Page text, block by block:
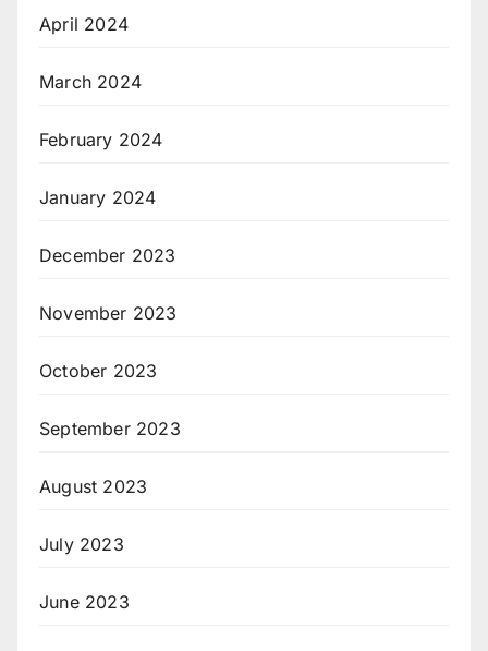
April 2024
March 2024
February 2024
January 2024
December 2023
November 2023
October 2023
September 2023
August 2023
July 2023
June 2023